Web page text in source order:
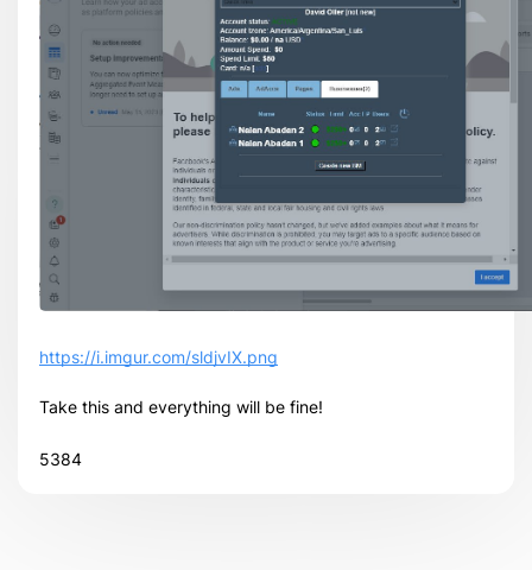
https://i.imgur.com/sldjvIX.png
Take this and everything will be fine!
5384